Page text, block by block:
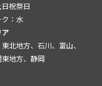
祝祭日
：水
ア
北地方、石川、富山、
地方、静岡